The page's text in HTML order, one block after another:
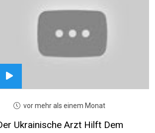
vor mehr als einem Monat
Ukrainische Arzt Hilft Dem